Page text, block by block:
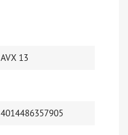
AVX 13
4014486357905